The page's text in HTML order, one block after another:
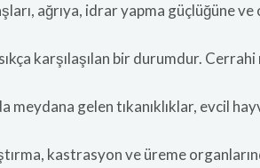
ağrıya, idrar yapma güçlüğüne
karşılaşılan bir durumdur.
gelen tıkanıklıklar, evcil
kastrasyon ve üreme